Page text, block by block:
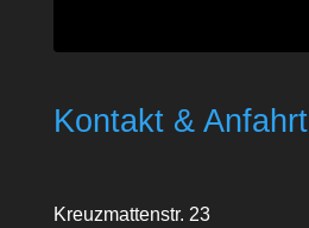
Kontakt & Anfahrt
Kreuzmattenstr. 23